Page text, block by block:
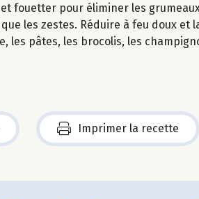
fouetter pour éliminer les
les zestes. Réduire à feu doux et
les pâtes, les brocolis, les
Imprimer la recette